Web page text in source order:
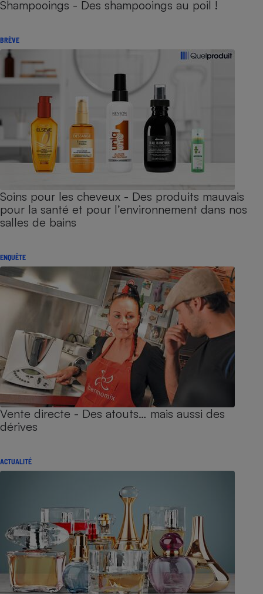
Shampooings - Des shampooings au poil !
BRÈVE
Soins pour les cheveux - Des produits mauvais
pour la santé et pour l’environnement dans nos
salles de bains
ENQUÊTE
Vente directe - Des atouts… mais aussi des
dérives
ACTUALITÉ